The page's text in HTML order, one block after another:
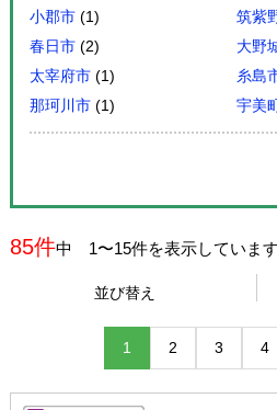
小郡市 (1) 筑紫
春日市 (2) 大野
太宰府市 (1) 糸島
那珂川市 (1) 宇美
85件中 1〜15件を表示しています
並び替え
1 2 3 4